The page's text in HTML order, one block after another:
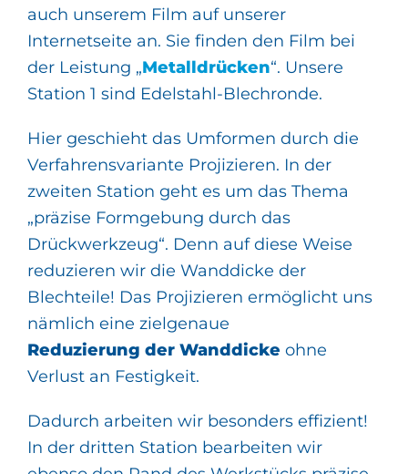
auch unserem Film auf unserer
Internetseite an. Sie finden den Film bei
der Leistung „Metalldrücken“. Unsere
Station 1 sind Edelstahl-Blechronde.
Hier geschieht das Umformen durch die
Verfahrensvariante Projizieren. In der
zweiten Station geht es um das Thema
„präzise Formgebung durch das
Drückwerkzeug“. Denn auf diese Weise
reduzieren wir die Wanddicke der
Blechteile! Das Projizieren ermöglicht uns
nämlich eine zielgenaue
Reduzierung der Wanddicke ohne
Verlust an Festigkeit.
Dadurch arbeiten wir besonders effizient!
In der dritten Station bearbeiten wir